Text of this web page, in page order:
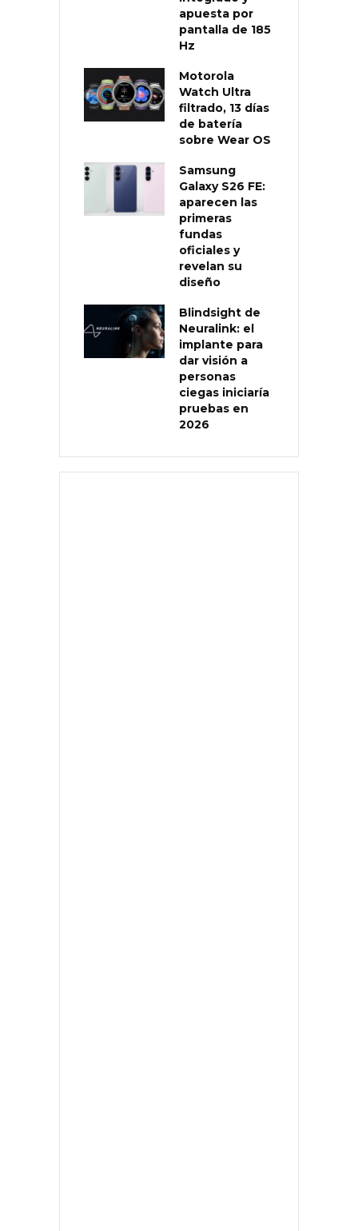
apuesta por
pantalla de 185
Hz
Motorola
Watch Ultra
filtrado, 13 días
de batería
sobre Wear OS
Samsung
Galaxy S26 FE:
aparecen las
primeras
fundas
oficiales y
revelan su
diseño
Blindsight de
Neuralink: el
implante para
dar visión a
personas
ciegas iniciaría
pruebas en
2026